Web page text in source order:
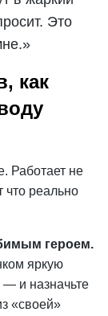
Это
как
Работает не
что реально
героем.
яркую
и назначьте
«своей»